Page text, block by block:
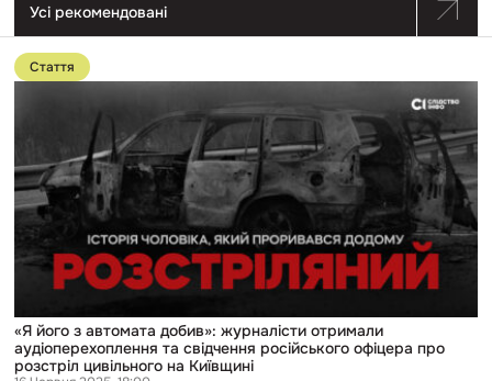
Усі рекомендовані
Перейти
до
публікації
добив»:
журналісти
отримали
аудіоперехоплення
свідчення
російського
офіцера
розстріл
цивільного
на
Стаття
«Я його з автомата добив»: журналісти отримали
аудіоперехоплення та свідчення російського офіцера про
розстріл цивільного на Київщині